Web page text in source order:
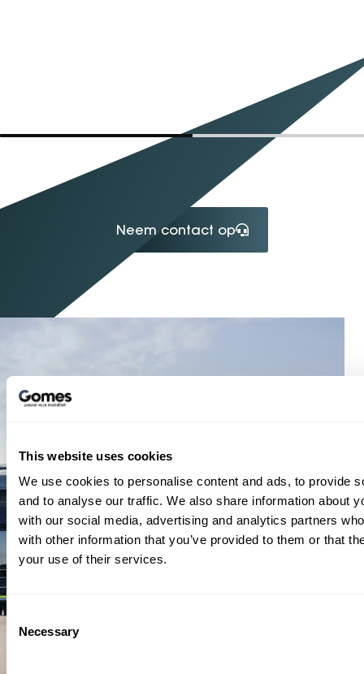
This website uses cookies
We use cookies to personalise content and ads, to provide
and to analyse our traffic. We also share information about
with our social media, advertising and analytics partners
with other information that you’ve provided to them or that
your use of their services.
Consent
Selection
Necessary
Neem contact op